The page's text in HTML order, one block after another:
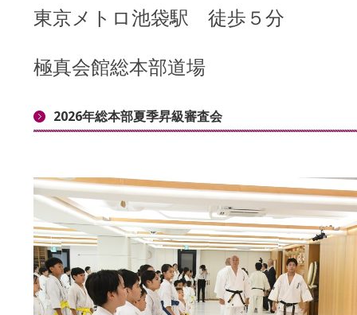
東京メトロ池袋駅 徒歩５分
極真会館総本部道場
2026年総本部夏季昇級審査会